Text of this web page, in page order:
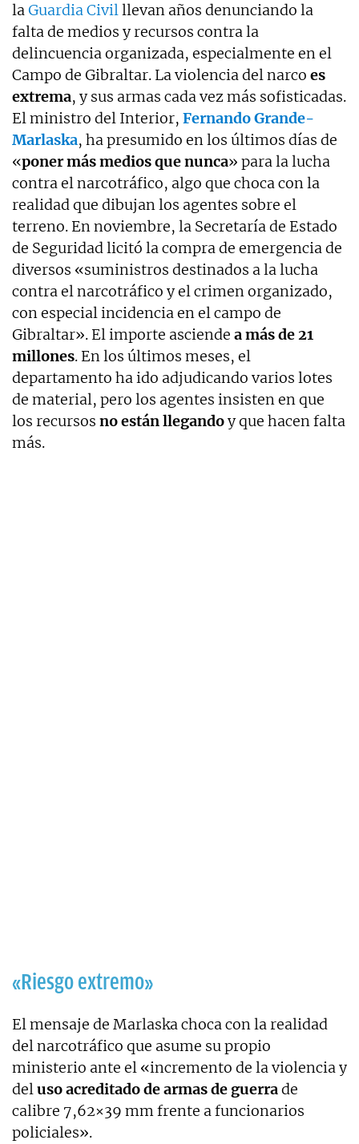
laGuardia Civilllevan años denunciando la
falta de medios y recursos contra la
delincuencia organizada, especialmente en el
Campo de Gibraltar. La violencia del narco es
extrema, y sus armas cada vez más sofisticadas.
El ministro del Interior, Fernando Grande-
Marlaska, ha presumido en los últimos días de
«poner más medios que nunca» para la lucha
contra el narcotráfico, algo que choca con la
realidad que dibujan los agentes sobre el
terreno. En noviembre, la Secretaría de Estado
de Seguridad licitó la compra de emergencia de
diversos «suministros destinados a la lucha
contra el narcotráfico y el crimen organizado,
con especial incidencia en el campo de
Gibraltar». El importe asciende a más de 21
millones. En los últimos meses, el
departamento ha ido adjudicando varios lotes
de material, pero los agentes insisten en que
los recursos no están llegandoy que hacen falta
más.
«Riesgo extremo»
El mensaje de Marlaska choca con la realidad
del narcotráfico que asume su propio
ministerio ante el «incremento de la violencia y
deluso acreditado de armas de guerrade
calibre 7,62×39 mm frente a funcionarios
policiales».